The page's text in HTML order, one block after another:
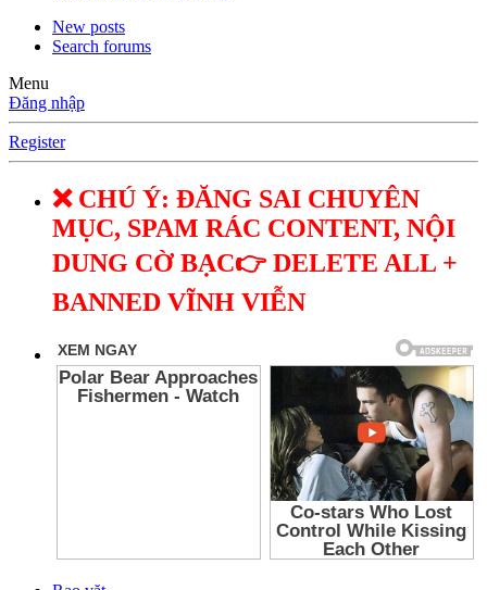
New posts
Search forums
Menu
Đăng nhập
Register
❌ CHÚ Ý: ĐĂNG SAI CHUYÊN
MỤC, SPAM RÁC CONTENT, NỘI
DUNG CỜ BẠC👉 DELETE ALL +
BANNED VĨNH VIỄN